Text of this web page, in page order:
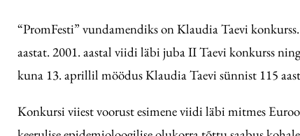
“PromFesti” vundamendiks on Klaudia Taevi
aastat. 2001. aastal viidi läbi juba II Taevi konkurss
kuna 13. aprillil möödus Klaudia Taevi sünnist 115
Konkursi viiest voorust esimene viidi läbi mitmes